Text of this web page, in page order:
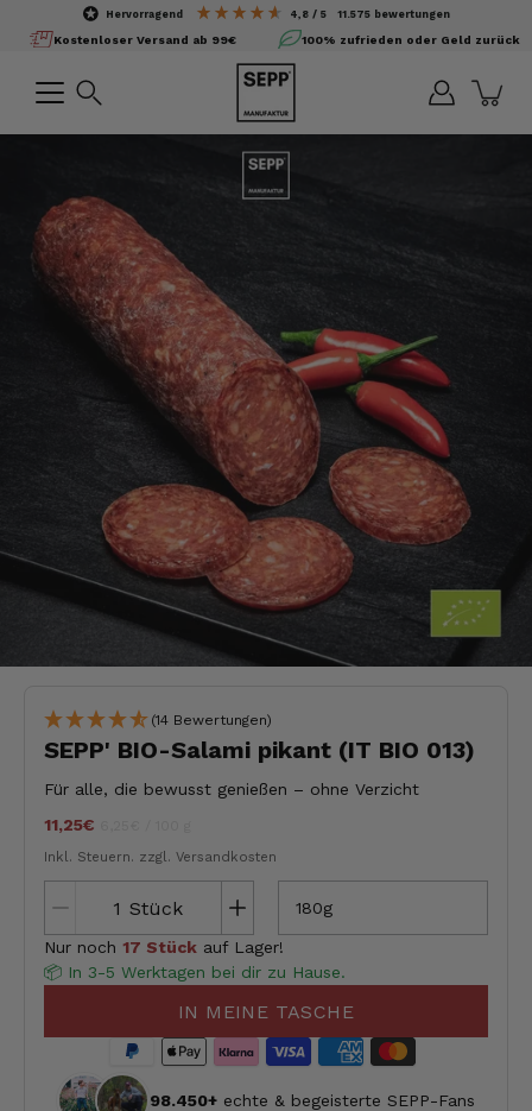
überspringen
Kostenloser Versand ab 99€
hervorragend 4,8 / 5 11.575 bewertungen
100% zufrieden oder Geld zurück
(14 Bewertungen)
SEPP' BIO-Salami pikant (IT BIO 013)
Für alle, die bewusst genießen – ohne Verzicht
11,25€
Inkl. Steuern. zzgl. Versandkosten
Stück 180g
Nur noch 17 Stück auf Lager!
📦 In 3-5 Werktagen bei dir zu Hause.
IN MEINE TASCHE
98.450+ echte & begeisterte SEPP-Fans